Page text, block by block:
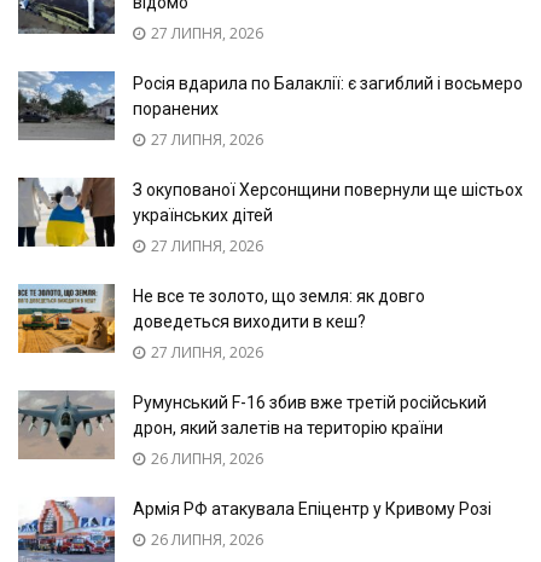
27 ЛИПНЯ, 2026
Росія вдарила по Балаклії: є загиблий і восьмеро
поранених
27 ЛИПНЯ, 2026
З окупованої Херсонщини повернули ще шістьох
українських дітей
27 ЛИПНЯ, 2026
Не все те золото, що земля: як довго
доведеться виходити в кеш?
27 ЛИПНЯ, 2026
Румунський F-16 збив вже третій російський
дрон, який залетів на територію країни
26 ЛИПНЯ, 2026
Армія РФ атакувала Епіцентр у Кривому Розі
26 ЛИПНЯ, 2026